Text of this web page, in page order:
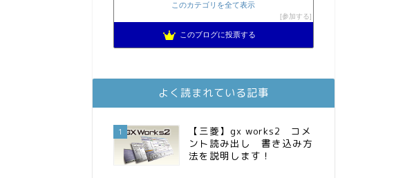
スパコンSEが効率的投資で一家セミリタイアするブログ
11位 3階建ての資産形成
13位 庶民的家族がインデックス投資でセミリタイア目指してみた
FPが実践するお金の知恵を磨く勉強会
15位 インデックス投資でも富裕層
このカテゴリを全て表示
参加する
このブログに投票する
よく読まれている記事
1
【三菱】gx works2 コメ
ント読み出し 書き込み方
法を説明します！